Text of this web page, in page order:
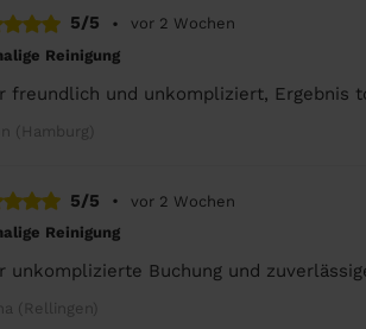
5/5 •
vor 2 Wochen
Reinigung
freundlich und unkompliziert, Ergebnis
(Hamburg)
5/5 •
vor 2 Wochen
Reinigung
unkomplizierte Buchung und
(Rellingen)